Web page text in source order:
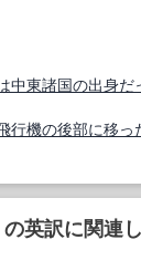
東諸国の出身だ
機の後部に移っ
の英訳に関連